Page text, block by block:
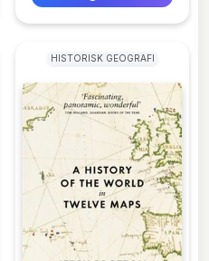
HISTORISK GEOGRAFI